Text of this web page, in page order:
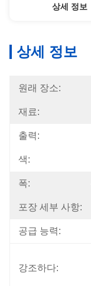
상세 정보
상세 정보
원래 장소:
재료:
출력:
색:
폭:
포장 세부 사항:
공급 능력:
강조하다: